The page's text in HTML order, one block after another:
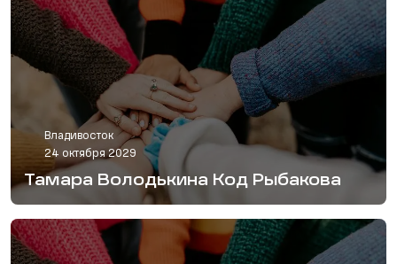
Владивосток
24 октября 2029
Тамара Володькина Код Рыбакова